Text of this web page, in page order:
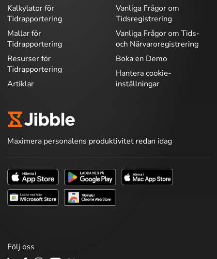
Kalkylator för
Tidrapportering
Mallar för
Tidrapportering
Resurser för
Tidrapportering
Artiklar
Vanliga Frågor om
Tidsregistrering
Vanliga Frågor om Tids-
och Närvaroregistrering
Boka en Demo
Hantera cookie-
inställningar
Maximera personalens produktivitet redan idag
Följ oss